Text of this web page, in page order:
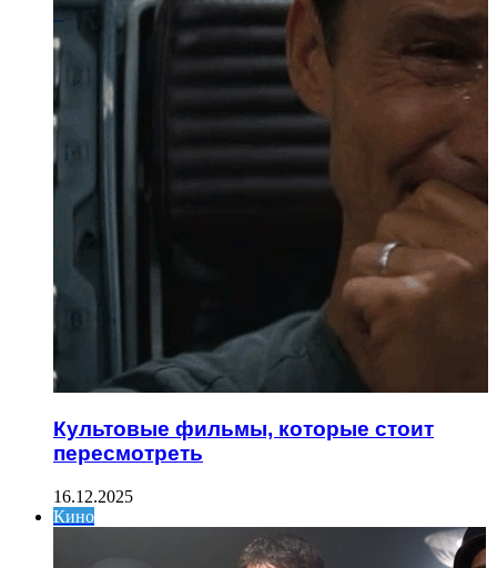
Культовые фильмы, которые стоит
пересмотреть
16.12.2025
Кино